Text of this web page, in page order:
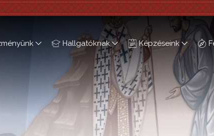
Hallgatóknak Képzéseink